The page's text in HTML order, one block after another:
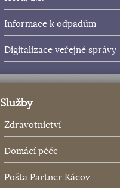
Informace k odpadům
Digitalizace veřejné správy
Služby
Zdravotnictví
Domácí péče
Pošta Partner Kácov